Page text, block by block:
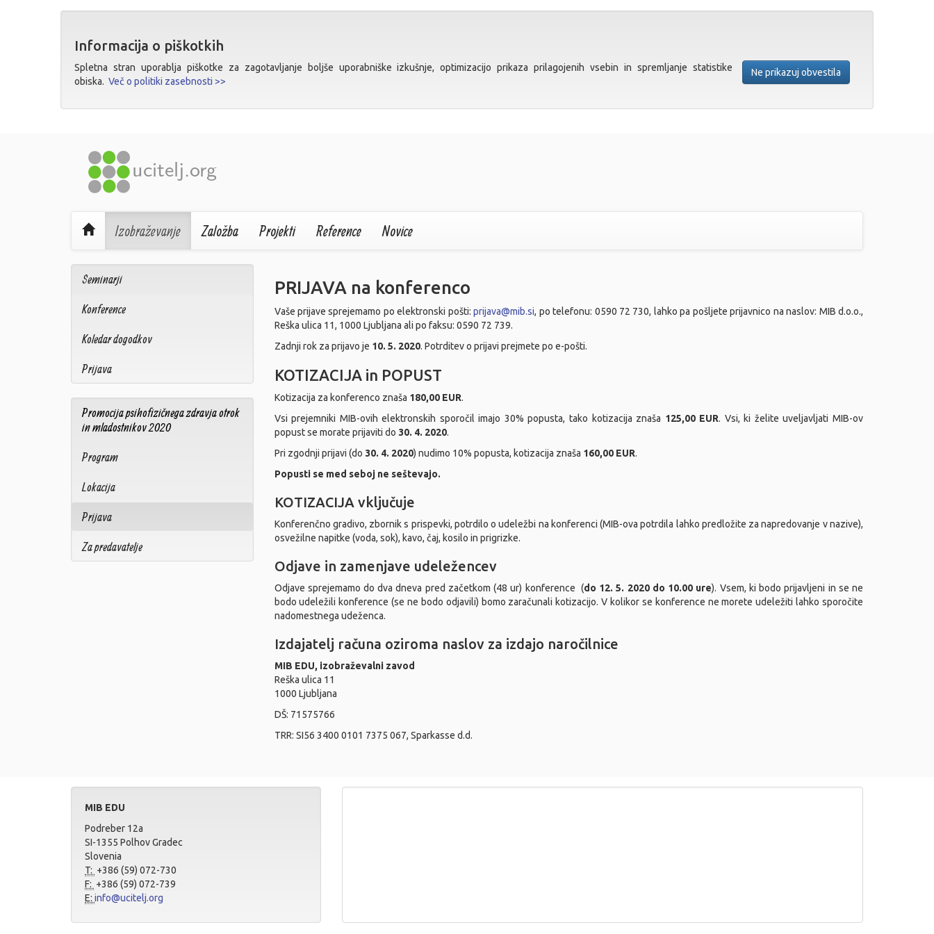
Informacija o piškotkih
Ne prikazuj obvestila
Spletna stran uporablja piškotke za zagotavljanje boljše uporabniške izkušnje, optimizacijo prikaza prilagojenih vsebin in spremljanje statistike
obiska. Več o politiki zasebnosti >>
Izobraževanje Založba Projekti Reference Novice
Seminarji
Konference
Koledar dogodkov
Prijava
Promocija psihofizičnega zdravja otrok
in mladostnikov 2020
Program
Lokacija
Prijava
Za predavatelje
PRIJAVA na konferenco
Vaše prijave sprejemamo po elektronski pošti:prijava@mib.si, po telefonu: 0590 72 730, lahko pa pošljete prijavnico na naslov: MIB d.o.o.,
Reška ulica 11, 1000 Ljubljana ali po faksu: 0590 72 739.
Zadnji rok za prijavo je 10. 5. 2020. Potrditev o prijavi prejmete po e-pošti.
KOTIZACIJA in POPUST
Kotizacija za konferenco znaša 180,00 EUR.
Vsi prejemniki MIB-ovih elektronskih sporočil imajo 30% popusta, tako kotizacija znaša 125,00 EUR. Vsi, ki želite uveljavljati MIB-ov
popust se morate prijaviti do 30. 4. 2020.
Pri zgodnji prijavi (do 30. 4. 2020) nudimo 10% popusta, kotizacija znaša 160,00 EUR.
Popusti se med seboj ne seštevajo.
KOTIZACIJA vključuje
Konferenčno gradivo, zbornik s prispevki, potrdilo o udeležbi na konferenci (MIB-ova potrdila lahko predložite za napredovanje v nazive),
osvežilne napitke (voda, sok), kavo, čaj, kosilo in prigrizke.
Odjave in zamenjave udeležencev
Odjave sprejemamo do dva dneva pred začetkom (48 ur) konference (do 12. 5. 2020 do 10.00 ure). Vsem, ki bodo prijavljeni in se ne
bodo udeležili konference (se ne bodo odjavili) bomo zaračunali kotizacijo. V kolikor se konference ne morete udeležiti lahko sporočite
nadomestnega udeženca.
Izdajatelj računa oziroma naslov za izdajo naročilnice
MIB EDU, izobraževalni zavod
Reška ulica 11
1000 Ljubljana
DŠ: 71575766
TRR: SI56 3400 0101 7375 067, Sparkasse d.d.
MIB EDU
Podreber 12a
SI-1355 Polhov Gradec
Slovenia
T: +386 (59) 072-730
F: +386 (59) 072-739
E: info@ucitelj.org